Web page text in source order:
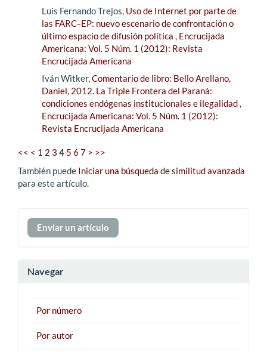
Luis Fernando Trejos, Uso de Internet por parte de
las FARC–EP: nuevo escenario de confrontación o
último espacio de difusión política , Encrucijada
Americana: Vol. 5 Núm. 1 (2012): Revista
Encrucijada Americana
Iván Witker,Comentario de libro: Bello Arellano,
Daniel, 2012. La Triple Frontera del Paraná:
condiciones endógenas institucionales e ilegalidad,
Encrucijada Americana: Vol. 5 Núm. 1 (2012):
Revista Encrucijada Americana
<< < 1 2 3 4 5 6 7 > >>
También puede Iniciar una búsqueda de similitud avanzada
para este artículo.
Enviar
un
Enviar un artículo
Navegar
Por número
Por autor